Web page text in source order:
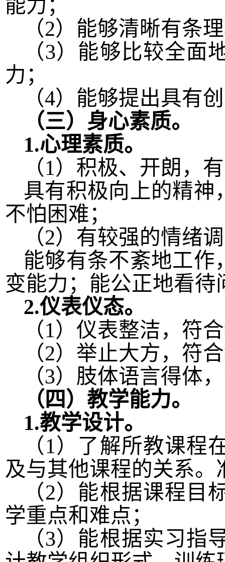
能力；
（2）能够清晰有条
（3）能够比较全面
力；
（4）能够提出具有
（三）身心素质。
1.心理素质。
（1）积极、开朗，
具有积极向上的精神
不怕困难；
（2）有较强的情绪
能够有条不紊地工作
变能力；能公正地看
2.仪表仪态。
（1）仪表整洁，符
（2）举止大方，符
（3）肢体语言得体
（四）教学能力。
1.教学设计。
（1）了解所教课程
及与其他课程的关系
（2）能根据课程目
学重点和难点；
（3）能根据实习指